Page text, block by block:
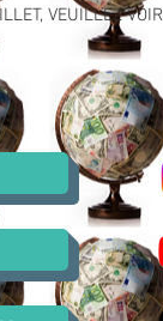
VEUILLEZ VOIR